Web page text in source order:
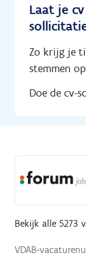
Laat je
Zo krijg je
stemmen
Doe de cv-
Bekijk alle 5273
VDAB-